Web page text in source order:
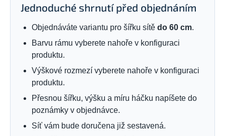
Jednoduché shrnutí před objednáním
Objednáváte variantu pro šířku sítě do 60 cm.
Barvu rámu vyberete nahoře v konfiguraci
produktu.
Výškové rozmezí vyberete nahoře v konfiguraci
produktu.
Přesnou šířku, výšku a míru háčku napíšete do
poznámky v objednávce.
Síť vám bude doručena již sestavená.